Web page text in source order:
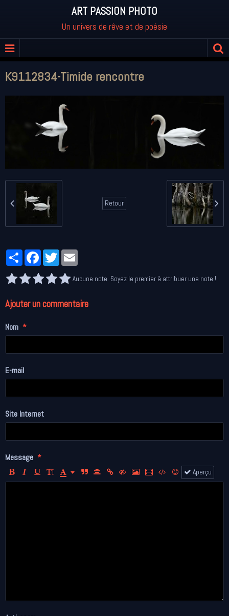
ART PASSION PHOTO
Un univers de rêve et de poésie
K9112834-Timide rencontre
Retour
PartagerFacebookTwitter
Aucune note. Soyez le premier à attribuer une note !
Ajouter un commentaire
Nom
E-mail
Site Internet
Message
Aperçu